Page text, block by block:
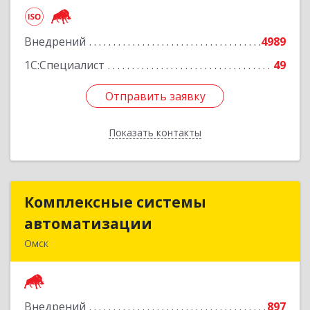
Внедрений
4989
1С:Специалист
49
Отправить заявку
Показать контакты
Отправить заявку
Назад
Комплексные системы
автоматизации
Омск
Внедрений 897
Комплексные системы